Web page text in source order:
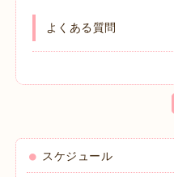
よくある質問
スケジュール